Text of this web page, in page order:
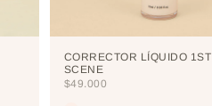
CORRECTOR LÍQUIDO 1ST
SCENE
PRECIO DE OFERTA
$49.000